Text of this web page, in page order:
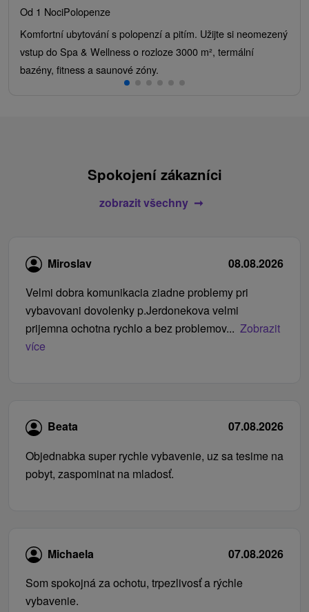
Od 1 NociPolopenze
Komfortní ubytování s polopenzí a pitím. Užijte si neomezený
vstup do Spa & Wellness o rozloze 3000 m², termální
bazény, fitness a saunové zóny.
Spokojení zákazníci
zobrazit všechny
Miroslav
08.08.2026
Velmi dobra komunikacia ziadne problemy pri
vybavovani dovolenky p.Jerdonekova velmi
prijemna ochotna rychlo a bez problemov... Zobrazit
více
Beata
07.08.2026
Objednabka super rychle vybavenie, uz sa tesime na
pobyt, zaspominat na mladosť.
Michaela
07.08.2026
Som spokojná za ochotu, trpezlivosť a rýchle
vybavenie.